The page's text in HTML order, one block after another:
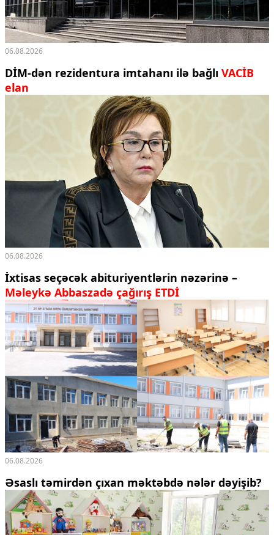
06.08.2026
DİM-dən rezidentura imtahanı ilə bağlı VACİB
elan
06.08.2026
İxtisas seçəcək abituriyentlərin nəzərinə –
Məleykə Abbaszadə çağırış ETDİ
06.08.2026
Əsaslı təmirdən çıxan məktəbdə nələr dəyişib?